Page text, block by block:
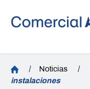
/ Noticias /
instalaciones